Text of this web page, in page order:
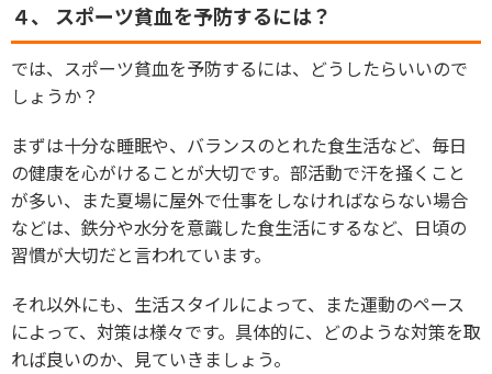
４、 スポーツ貧血を予防するには？
では、スポーツ貧血を予防するには、どうしたらいいので
しょうか？
まずは十分な睡眠や、バランスのとれた食生活など、毎日
の健康を心がけることが大切です。部活動で汗を掻くこと
が多い、また夏場に屋外で仕事をしなければならない場合
などは、鉄分や水分を意識した食生活にするなど、日頃の
習慣が大切だと言われています。
それ以外にも、生活スタイルによって、また運動のペース
によって、対策は様々です。具体的に、どのような対策を取
れば良いのか、見ていきましょう。